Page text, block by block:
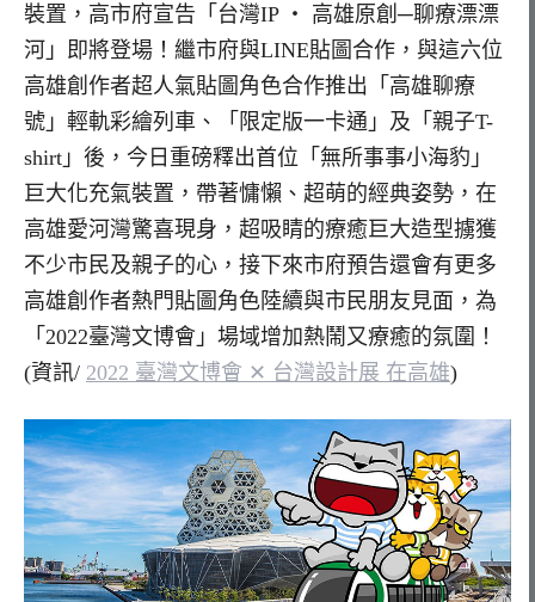
裝置，高市府宣告「台灣IP ‧ 高雄原創─聊療漂漂
河」即將登場！繼市府與LINE貼圖合作，與這六位
高雄創作者超人氣貼圖角色合作推出「高雄聊療
號」輕軌彩繪列車、「限定版一卡通」及「親子T-
shirt」後，今日重磅釋出首位「無所事事小海豹」
巨大化充氣裝置，帶著慵懶、超萌的經典姿勢，在
高雄愛河灣驚喜現身，超吸睛的療癒巨大造型擄獲
不少市民及親子的心，接下來市府預告還會有更多
高雄創作者熱門貼圖角色陸續與市民朋友見面，為
「2022臺灣文博會」場域增加熱鬧又療癒的氛圍！
(資訊/ 2022 臺灣文博會 ✕ 台灣設計展 在高雄)